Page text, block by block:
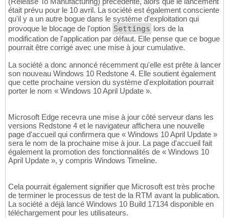
était prévu pour le 10 avril. La société est également consciente
qu'il y a un autre bogue dans le système d'exploitation qui
provoque le blocage de l'option Settings lors de la
modification de l'application par défaut. Elle pense que ce bogue
pourrait être corrigé avec une mise à jour cumulative.
La société a donc annoncé récemment qu'elle est prête à lancer
son nouveau Windows 10 Redstone 4. Elle soutient également
que cette prochaine version du système d'exploitation pourrait
porter le nom « Windows 10 April Update ».
Microsoft Edge recevra une mise à jour côté serveur dans les
versions Redstone 4 et le navigateur affichera une nouvelle
page d'accueil qui confirmera que « Windows 10 April Update »
sera le nom de la prochaine mise à jour. La page d'accueil fait
également la promotion des fonctionnalités de « Windows 10
April Update », y compris Windows Timeline.
Cela pourrait également signifier que Microsoft est très proche
de terminer le processus de test de la RTM avant la publication.
La société a déjà lancé Windows 10 Build 17134 disponible en
téléchargement pour les utilisateurs.